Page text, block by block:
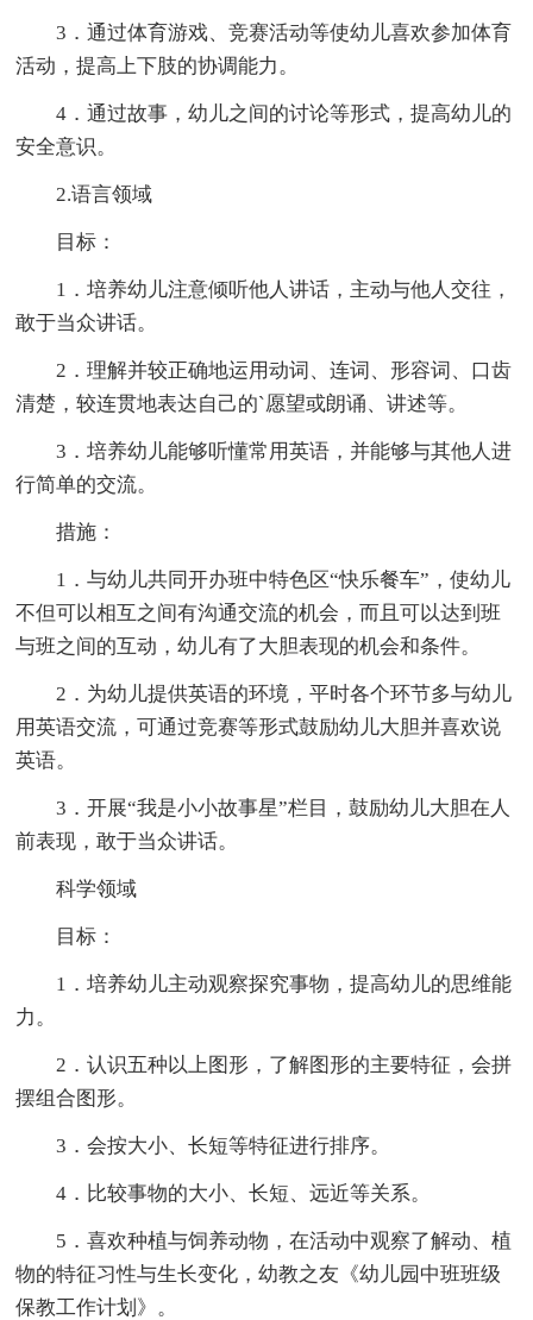
3．通过体育游戏、竞赛活动等使幼儿喜欢参加体育
活动，提高上下肢的协调能力。
4．通过故事，幼儿之间的讨论等形式，提高幼儿的
安全意识。
2.语言领域
目标：
1．培养幼儿注意倾听他人讲话，主动与他人交往，
敢于当众讲话。
2．理解并较正确地运用动词、连词、形容词、口齿
清楚，较连贯地表达自己的`愿望或朗诵、讲述等。
3．培养幼儿能够听懂常用英语，并能够与其他人进
行简单的交流。
措施：
1．与幼儿共同开办班中特色区“快乐餐车”，使幼儿
不但可以相互之间有沟通交流的机会，而且可以达到班
与班之间的互动，幼儿有了大胆表现的机会和条件。
2．为幼儿提供英语的环境，平时各个环节多与幼儿
用英语交流，可通过竞赛等形式鼓励幼儿大胆并喜欢说
英语。
3．开展“我是小小故事星”栏目，鼓励幼儿大胆在人
前表现，敢于当众讲话。
科学领域
目标：
1．培养幼儿主动观察探究事物，提高幼儿的思维能
力。
2．认识五种以上图形，了解图形的主要特征，会拼
摆组合图形。
3．会按大小、长短等特征进行排序。
4．比较事物的大小、长短、远近等关系。
5．喜欢种植与饲养动物，在活动中观察了解动、植
物的特征习性与生长变化，幼教之友《幼儿园中班班级
保教工作计划》。